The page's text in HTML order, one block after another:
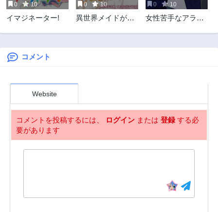
第3話
3年前
第2話
3年前
第1話
0 10
イマジネーター!
0 10
異世界メイドがや
が現代の我が家で
0 10
女性苦手なアラサ
彼女ができました
コメント
Website
コメントを投稿するには、 ログイン または 登録する必
要があります